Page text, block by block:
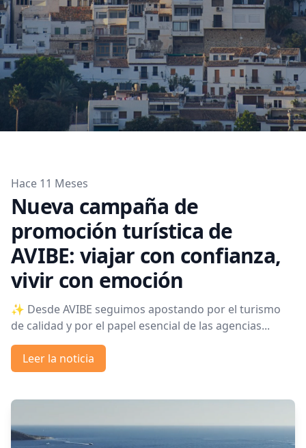
Hace 11 Meses
Nueva campaña de
promoción turística de
AVIBE: viajar con confianza,
vivir con emoción
✨ Desde AVIBE seguimos apostando por el turismo
de calidad y por el papel esencial de las agencias...
Leer la noticia
Leer la noticia